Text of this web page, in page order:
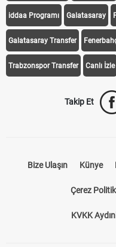
iddaa Programı Galatasaray
Galatasaray Transfer
Trabzonspor Transfer Canlı İzle
Takip Et
Bize Ulaşın Künye
Çerez
KVKK